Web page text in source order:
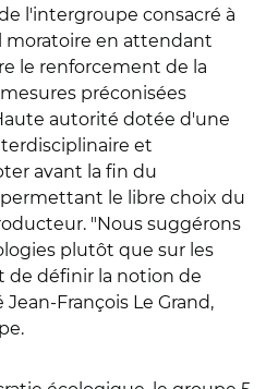
l'intergroupe consacré à
moratoire en attendant
le renforcement de la
préconisées
autorité dotée d'une
et
avant la fin du
le libre choix du
"Nous suggérons
plutôt que sur les
de définir la notion de
François Le Grand,